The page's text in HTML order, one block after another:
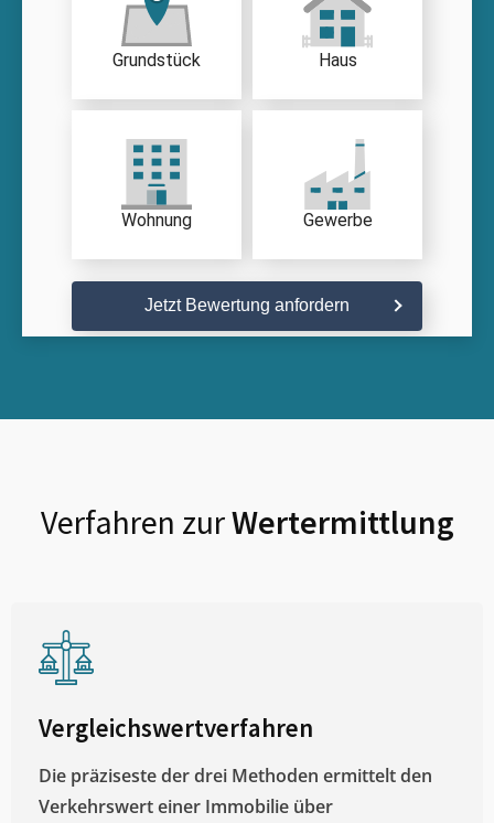
Grundstück Haus
Wohnung Gewerbe
Jetzt Bewertung anfordern
Verfahren zurWertermittlung
Vergleichswertverfahren
Die präziseste der drei Methoden ermittelt den
Verkehrswert einer Immobilie über